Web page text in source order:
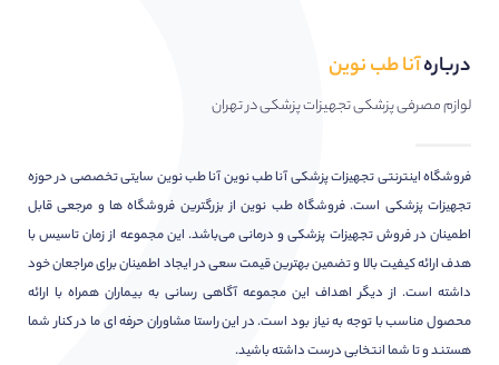
دربارهآنا طب نوین
لوازم مصرفی پزشکی تجهیزات پزشکی در تهران
فروشگاه اینترنتی تجهیزات پزشکی آنا طب نوین آنا طب نوین سایتی تخصصی در حوزه
تجهیزات پزشکی است. فروشگاه طب نوین از بزرگترین فروشگاه ها و مرجعی قابل
اطمینان در فروش تجهیزات پزشکی و درمانی می‌باشد. این مجموعه از زمان تاسیس با
هدف ارائه کیفیت بالا و تضمین بهترین قیمت سعی در ایجاد اطمینان برای مراجعان خود
داشته است. از دیگر اهداف این مجموعه آگاهی رسانی به بیماران همراه با ارائه
محصول مناسب با توجه به نیاز بود است. در این راستا مشاوران حرفه ای ما در کنار شما
هستند و تا شما انتخابی درست داشته باشید.